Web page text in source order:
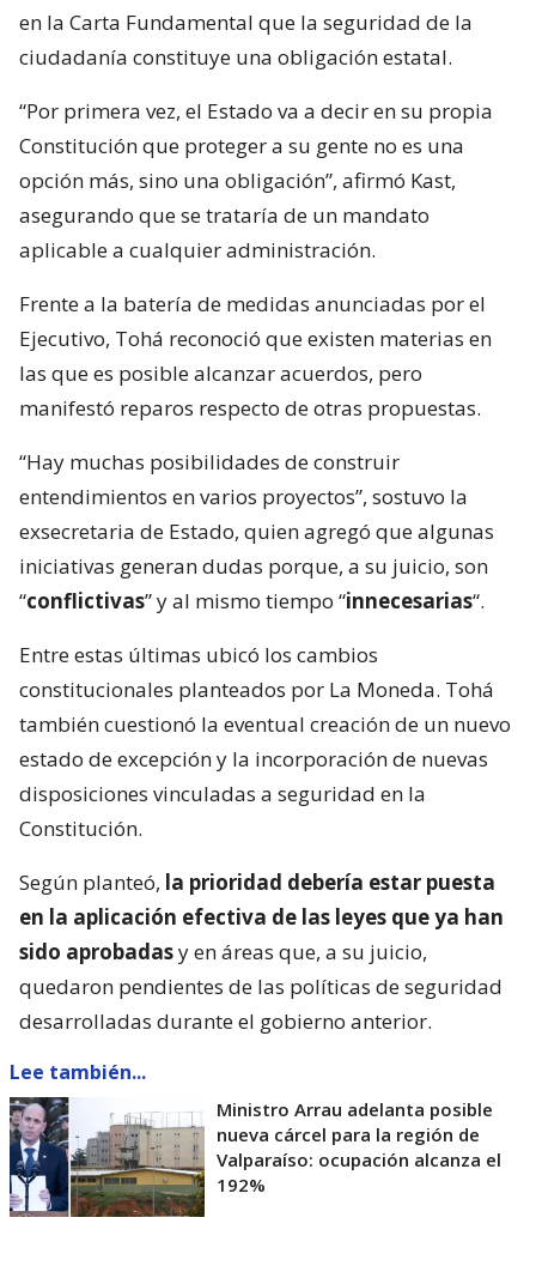
en la Carta Fundamental que la seguridad de la
ciudadanía constituye una obligación estatal.
“Por primera vez, el Estado va a decir en su propia
Constitución que proteger a su gente no es una
opción más, sino una obligación”, afirmó Kast,
asegurando que se trataría de un mandato
aplicable a cualquier administración.
Frente a la batería de medidas anunciadas por el
Ejecutivo, Tohá reconoció que existen materias en
las que es posible alcanzar acuerdos, pero
manifestó reparos respecto de otras propuestas.
“Hay muchas posibilidades de construir
entendimientos en varios proyectos”, sostuvo la
exsecretaria de Estado, quien agregó que algunas
iniciativas generan dudas porque, a su juicio, son
“conflictivas” y al mismo tiempo “innecesarias“.
Entre estas últimas ubicó los cambios
constitucionales planteados por La Moneda. Tohá
también cuestionó la eventual creación de un nuevo
estado de excepción y la incorporación de nuevas
disposiciones vinculadas a seguridad en la
Constitución.
Según planteó, la prioridad debería estar puesta
en la aplicación efectiva de las leyes que ya han
sido aprobadasy en áreas que, a su juicio,
quedaron pendientes de las políticas de seguridad
desarrolladas durante el gobierno anterior.
Lee también...
Ministro Arrau adelanta posible
nueva cárcel para la región de
Valparaíso: ocupación alcanza el
192%